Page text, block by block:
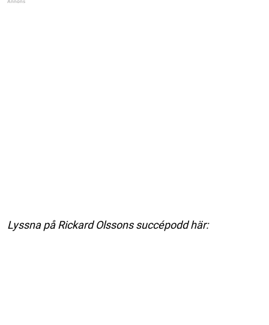
Lyssna på Rickard Olssons succépodd här: